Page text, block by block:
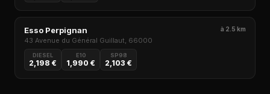
Esso Perpignan à 2.5 km
43 Avenue du Général Guillaut, 66000
DIESEL
2,198 €
E10
1,990 €
SP98
2,103 €